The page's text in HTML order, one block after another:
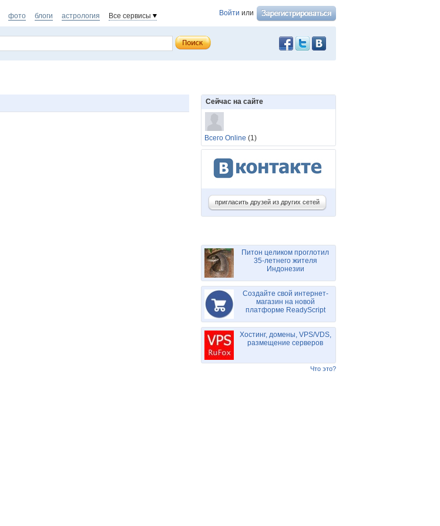
Войти или
фото блоги астрология Все сервисы
Сейчас на сайте
Всего Online (1)
пригласить друзей из других сетей
Питон целиком проглотил
35-летнего жителя
Индонезии
Создайте свой интернет-
магазин на новой
платформе ReadyScript
Хостинг, домены, VPS/VDS,
размещение серверов
Что это?